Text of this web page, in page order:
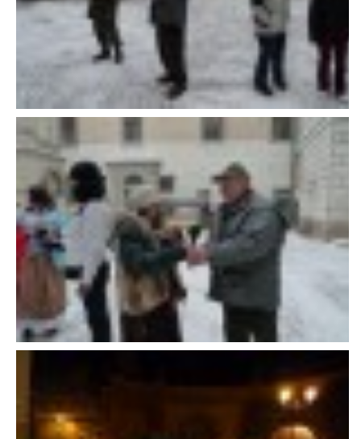
JAK FRETKA BYDLÍ
CESTOVÁNÍ S FRETKOU
JEDNA ČÍ VÍCE FRETEK?
KASTRACE
STRAVA
PODPORA
E - S H O P
HISTORIE 2022